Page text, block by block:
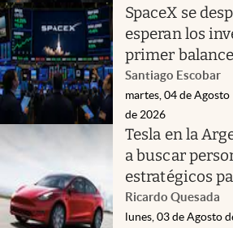
SpaceX se
esperan los
primer balance
Santiago Escobar
martes, 04 de Agosto
de 2026
Tesla en la
a buscar
estratégicos
Ricardo Quesada
lunes, 03 de Agosto